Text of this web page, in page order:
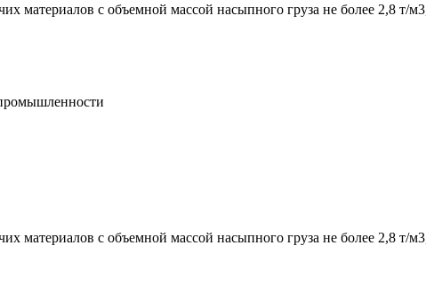
материалов с объемной массой насыпного груза не более 2,8
материалов с объемной массой насыпного груза не более 2,8